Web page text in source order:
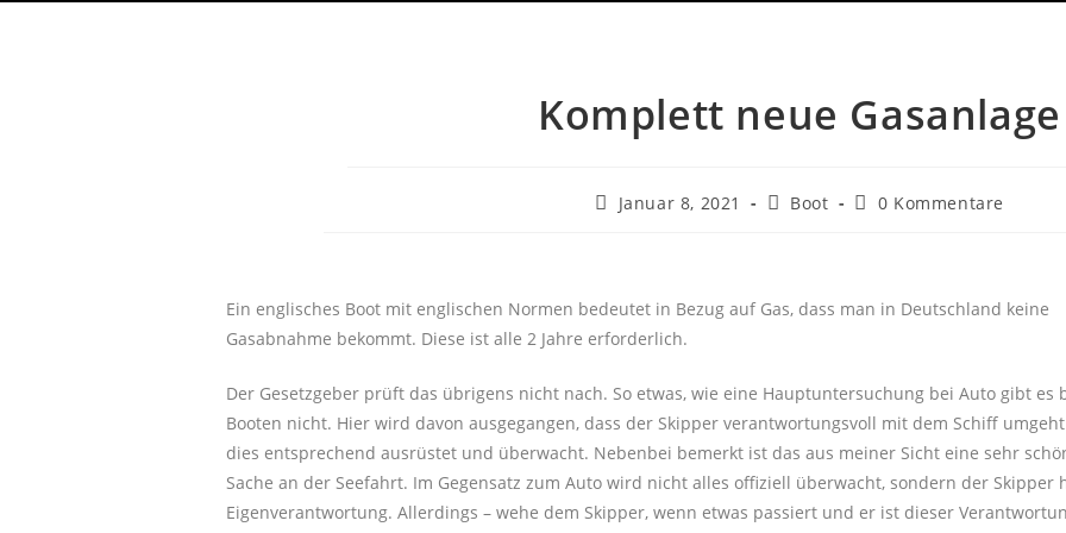
Komplett neue Gasanlage
Januar 8, 2021 Boot 0 Kommentare
Ein englisches Boot mit englischen Normen bedeutet in Bezug auf Gas, dass man in Deutschland keine
Gasabnahme bekommt. Diese ist alle 2 Jahre erforderlich.
Der Gesetzgeber prüft das übrigens nicht nach. So etwas, wie eine Hauptuntersuchung bei Auto gibt es
Booten nicht. Hier wird davon ausgegangen, dass der Skipper verantwortungsvoll mit dem Schiff
dies entsprechend ausrüstet und überwacht. Nebenbei bemerkt ist das aus meiner Sicht eine sehr
Sache an der Seefahrt. Im Gegensatz zum Auto wird nicht alles offiziell überwacht, sondern der Skipper
Eigenverantwortung. Allerdings – wehe dem Skipper, wenn etwas passiert und er ist dieser